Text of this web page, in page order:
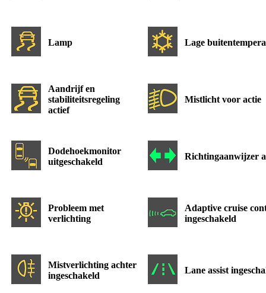
Lamp Lage
Aandrijf en
stabiliteitsregeling
actief
Mistlicht voor actie
Dodehoekmonitor
uitgeschakeld
Richtingaanwijzer
Probleem met
verlichting
Adaptive cruise
ingeschakeld
Mistverlichting achter
ingeschakeld
Lane assist